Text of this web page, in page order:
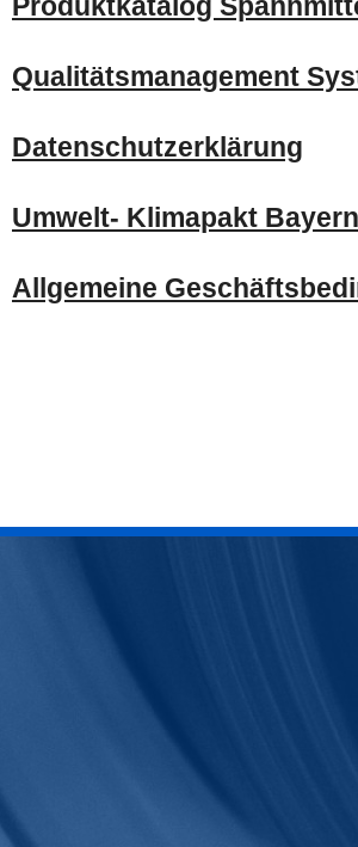
Qualitätsmanagement
Datenschutzerklärung
Umwelt- Klimapakt Bayern
Allgemeine